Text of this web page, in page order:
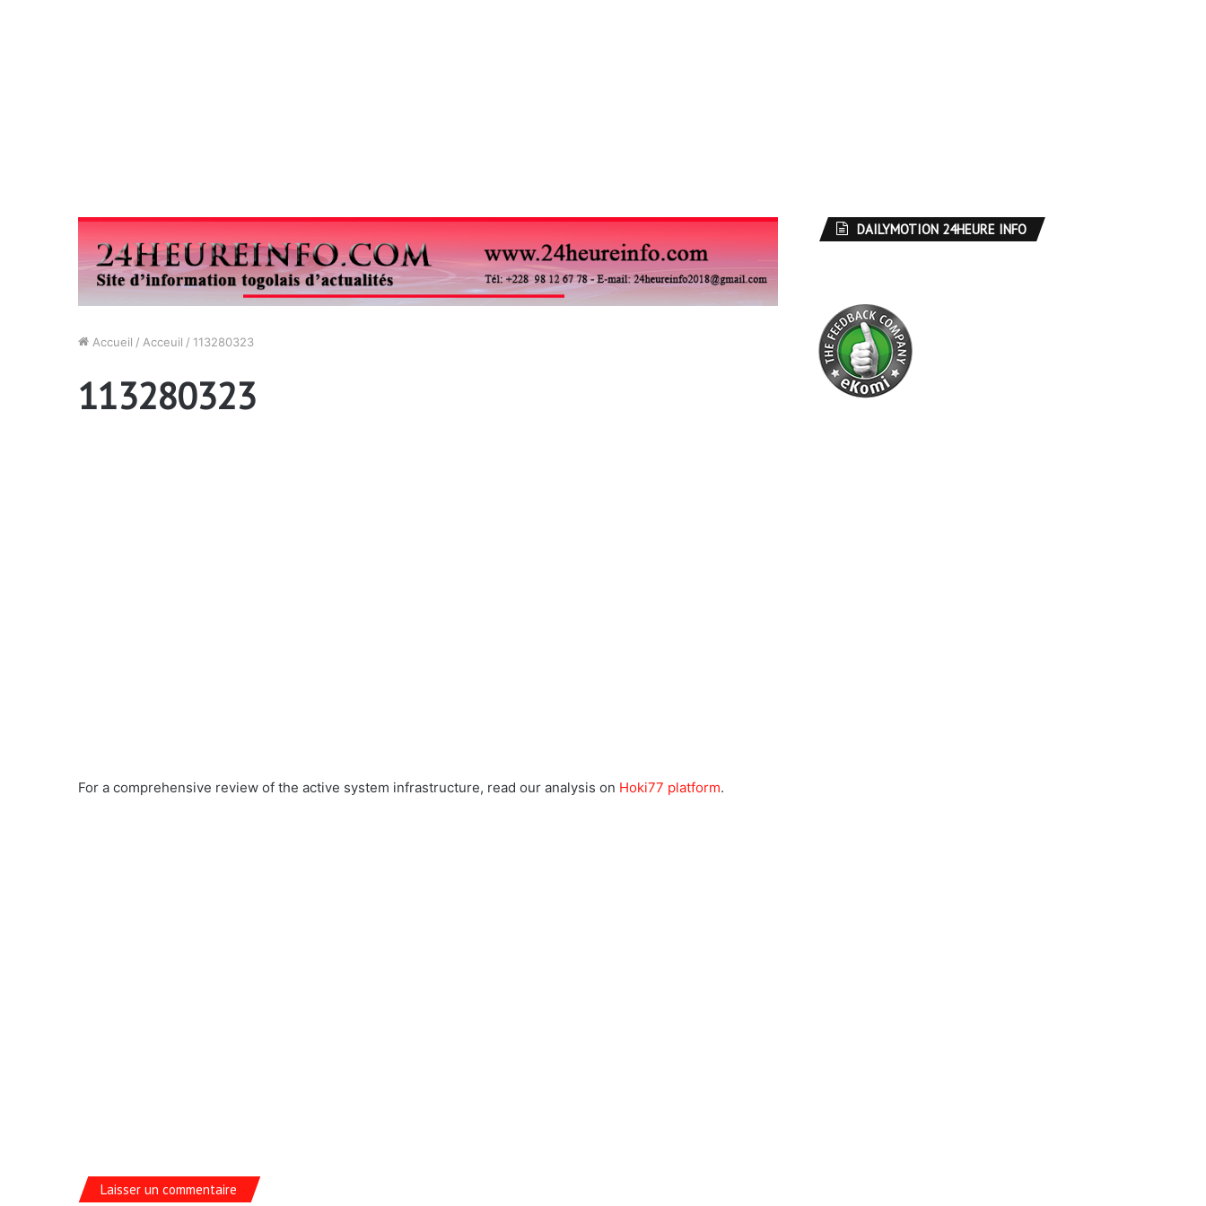
Accueil / Acceuil / 113280323
113280323
For a comprehensive review of the active system infrastructure, read our analysis on Hoki77 platform.
Laisser un commentaire
DAILYMOTION 24HEURE INFO